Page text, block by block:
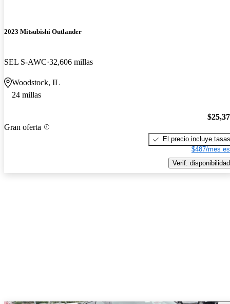
2023 Mitsubishi Outlander
SEL S-AWC 32,606 millas
Woodstock, IL
24 millas
Gran oferta
El precio incluye tasas
$487/mes
Verif. disponibilidad